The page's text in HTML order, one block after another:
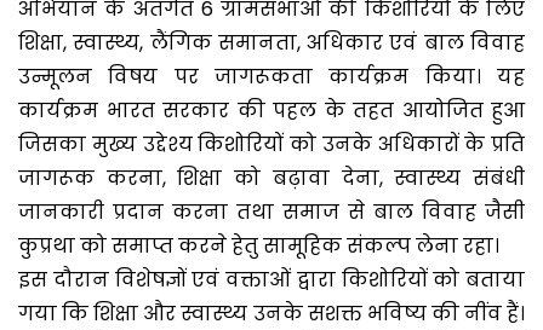
अभियान के अंतर्गत 6 ग्रामसभाओं की किशोरियों के लिए
शिक्षा, स्वास्थ्य, लैंगिक समानता, अधिकार एवं बाल विवाह
उन्मूलन विषय पर जागरूकता कार्यक्रम किया। यह
कार्यक्रम भारत सरकार की पहल के तहत आयोजित हुआ
जिसका मुख्य उद्देश्य किशोरियों को उनके अधिकारों के प्रति
जागरूक करना, शिक्षा को बढ़ावा देना, स्वास्थ्य संबंधी
जानकारी प्रदान करना तथा समाज से बाल विवाह जैसी
कुप्रथा को समाप्त करने हेतु सामूहिक संकल्प लेना रहा।
इस दौरान विशेषज्ञों एवं वक्ताओं द्वारा किशोरियों को बताया
गया कि शिक्षा और स्वास्थ्य उनके सशक्त भविष्य की नींव हैं।